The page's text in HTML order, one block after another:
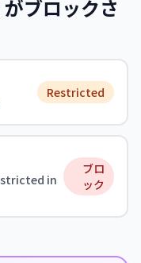
ブロックさ
Restricted
in
ブロ
ック